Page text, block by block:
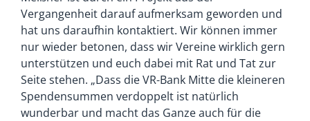
Vergangenheit darauf aufmerksam geworden und
hat uns daraufhin kontaktiert. Wir können immer
nur wieder betonen, dass wir Vereine wirklich gern
unterstützen und euch dabei mit Rat und Tat zur
Seite stehen. „Dass die VR-Bank Mitte die kleineren
Spendensummen verdoppelt ist natürlich
wunderbar und macht das Ganze auch für die